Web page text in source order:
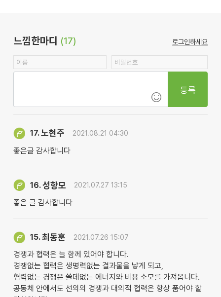
느낌한마디 (17) 로그인하세요
등록
17.노현주 2021.08.21 04:30
좋은글 감사합니다
16.성항모 2021.07.27 13:15
좋은 글 감사합니다
15.최동훈 2021.07.26 15:07
경쟁과 협력은 늘 함께 있어야 합니다.
경쟁없는 협력은 생명력없는 결과물을 낳게 되고,
협력없는 경쟁은 쓸데없는 에너지와 비용 소모를 가져옵니다.
공동체 안에서도 선의의 경쟁과 대의적 협력은 항상 품어야 할